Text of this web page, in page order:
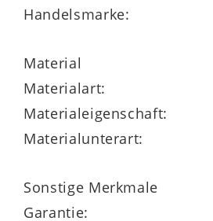
Die Interliving
überzeugt mit
vielen Planungsoptionen
Möglichkeit für
Jahre Herstellergarantie
Handelsmarke:
Material
Materialart:
Materialeigenschaft:
Materialunterart:
Sonstige Merkmale
Garantie: